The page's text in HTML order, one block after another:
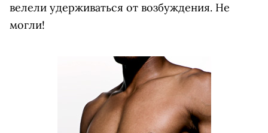
велели удерживаться от возбуждения. Не
могли!